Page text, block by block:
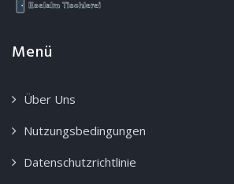
Menü
Über Uns
Nutzungsbedingungen
Datenschutzrichtlinie